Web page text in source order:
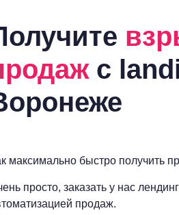
с
максимально быстро получить
просто, заказать у нас
продаж.